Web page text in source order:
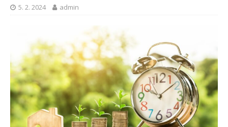
5. 2. 2024 admin